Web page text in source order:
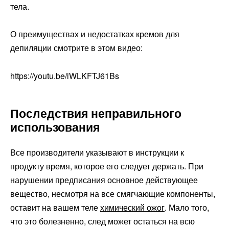
тела.
О преимуществах и недостатках кремов для
депиляции смотрите в этом видео:
https://youtu.be/iWLKFTJ61Bs
Последствия неправильного
использования
Все производители указывают в инструкции к
продукту время, которое его следует держать. При
нарушении предписания основное действующее
вещество, несмотря на все смягчающие компоненты,
оставит на вашем телехимический ожог. Мало того,
что это болезненно, след может остаться на всю